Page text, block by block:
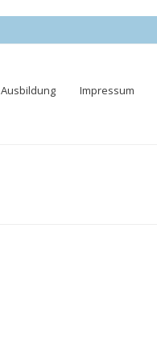
Ausbildung Impressum